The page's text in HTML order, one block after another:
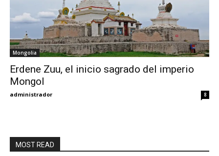
My
Mongolia
Erdene Zuu, el inicio sagrado del imperio
Mongol
administrador 8
MOST READ